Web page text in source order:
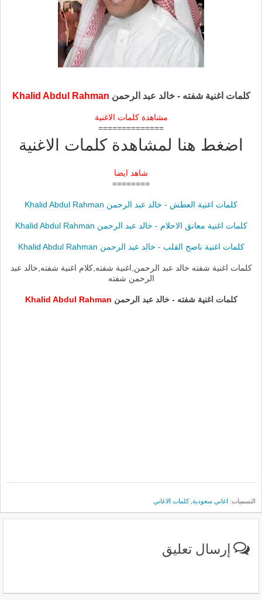
كلمات اغنية شفته - خالد عبد الرحمن Khalid Abdul Rahman
مشاهدة كلمات الاغنية
==============
اضغط هنا لمشاهدة كلمات الاغنية
شاهد ايضا
========
كلمات اغنية العطش - خالد عبد الرحمن Khalid Abdul Rahman
كلمات اغنية معانق الاحلام - خالد عبد الرحمن Khalid Abdul Rahman
كلمات اغنية ناصح القلب - خالد عبد الرحمن Khalid Abdul Rahman
كلمات اغنية شفته خالد عبد الرحمن,اغنية شفته,كلام اغنية شفته,خالد عبد
الرحمن شفته
كلمات اغنية شفته - خالد عبد الرحمن
التسميات: اغاني سعودية ,كلمات الاغاني
إرسال تعليق